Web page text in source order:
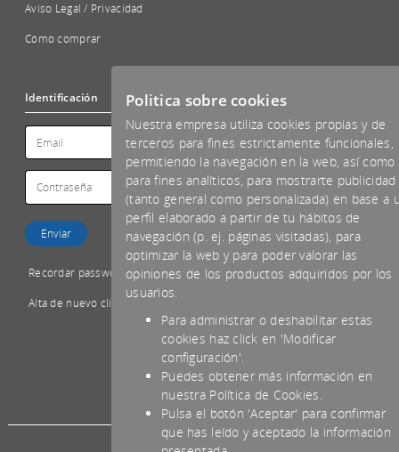
Aviso Legal / Privacidad
Cómo comprar
Identificación
Recordar password
Alta de nuevo cliente
*IVA NO INCLUIDO
Politica sobre cookies
Nuestra empresa utiliza cookies propias y de
terceros para fines estrictamente funcionales,
permitiendo la navegación en la web, así como
para fines analíticos, para mostrarte publicidad
(tanto general como personalizada) en base a
perfil elaborado a partir de tu hábitos de
navegación (p. ej. páginas visitadas), para
optimizar la web y para poder valorar las
opiniones de los productos adquiridos por los
usuarios.
Para administrar o deshabilitar estas
cookies haz click en 'Modificar
configuración'.
Puedes obtener más información en
nuestra Política de Cookies.
Pulsa el botón 'Aceptar' para confirmar
que has leído y aceptado la información